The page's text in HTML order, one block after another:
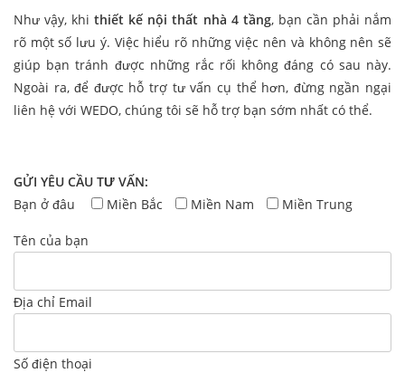
Như vậy, khithiết kế nội thất nhà 4 tầng, bạn cần phải nắm
rõ một số lưu ý. Việc hiểu rõ những việc nên và không nên sẽ
giúp bạn tránh được những rắc rối không đáng có sau này.
Ngoài ra, để được hỗ trợ tư vấn cụ thể hơn, đừng ngần ngại
liên hệ với WEDO, chúng tôi sẽ hỗ trợ bạn sớm nhất có thể.
GỬI YÊU CẦU TƯ VẤN:
Bạn ở đâu
Miền Bắc Miền Nam Miền Trung
Tên của bạn
Địa chỉ Email
Số điện thoại